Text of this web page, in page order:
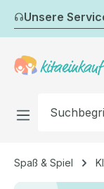
Zum Hauptinhalt
Unsere
Spaß & Spiel